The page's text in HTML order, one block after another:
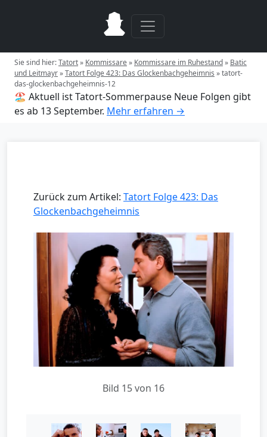
Sie sind hier:Tatort» Kommissare» Kommissare im Ruhestand» Batic
und Leitmayr»Tatort Folge 423: Das Glockenbachgeheimnis »tatort-
das-glockenbachgeheimnis-12
🏖️ Aktuell ist Tatort-Sommerpause Neue Folgen gibt
es ab 13 September. Mehr erfahren →
Zurück zum Artikel: Tatort Folge 423: Das
Glockenbachgeheimnis
Bild 15 von 16